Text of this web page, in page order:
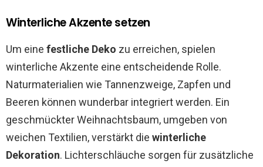
Winterliche Akzente setzen
Um eine festliche Deko zu erreichen, spielen
winterliche Akzente eine entscheidende Rolle.
Naturmaterialien wie Tannenzweige, Zapfen und
Beeren können wunderbar integriert werden. Ein
geschmückter Weihnachtsbaum, umgeben von
weichen Textilien, verstärkt die winterliche
Dekoration. Lichterschläuche sorgen für zusätzliche